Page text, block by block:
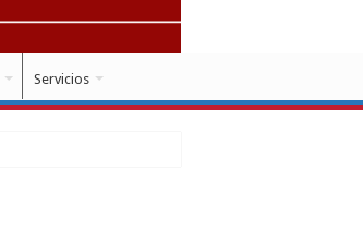
Servicios